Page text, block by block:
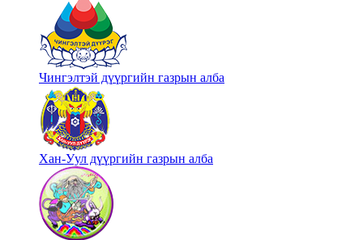
Чингэлтэй дүүргийн газрын алба
Хан-Уул дүүргийн газрын алба